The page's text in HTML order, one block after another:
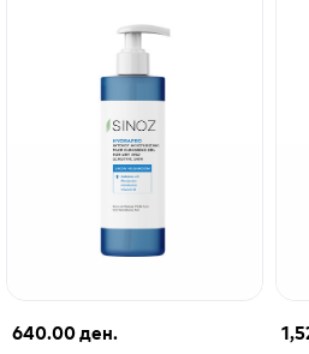
640.00 ден.